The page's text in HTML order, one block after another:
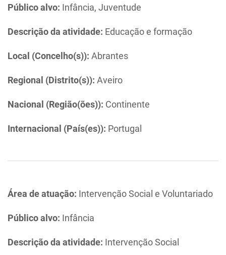
Público alvo: Infância, Juventude
Descrição da atividade: Educação e formação
Local (Concelho(s)): Abrantes
Regional (Distrito(s)): Aveiro
Nacional (Região(ões)): Continente
Internacional (País(es)): Portugal
Área de atuação: Intervenção Social e Voluntariado
Público alvo: Infância
Descrição da atividade: Intervenção Social